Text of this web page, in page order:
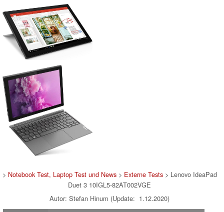
> Notebook Test, Laptop Test und News> Externe Tests> Lenovo IdeaPad
Duet 3 10IGL5-82AT002VGE
Autor: Stefan Hinum (Update: 1.12.2020)